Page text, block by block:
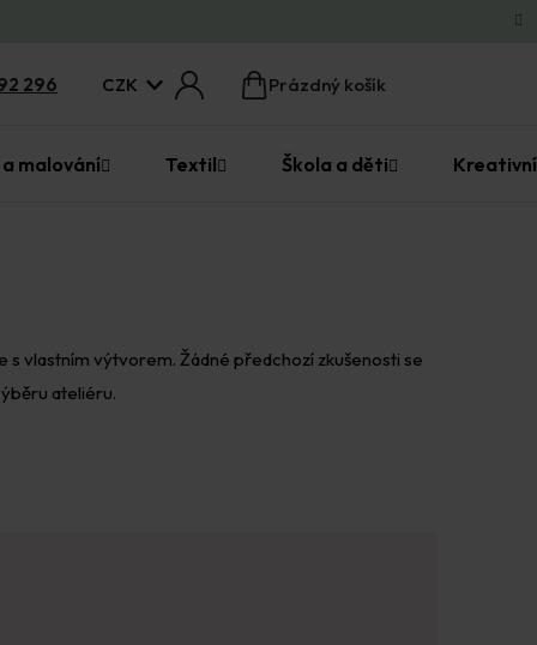
CZK
Nákupní
Prázdný košík
296
malování Textil Škola a děti
vlastním výtvorem. Žádné předchozí zkušenosti se
ateliéru.